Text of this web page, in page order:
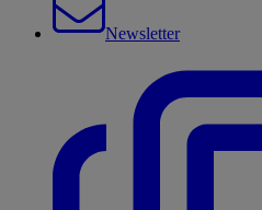
Newsletter